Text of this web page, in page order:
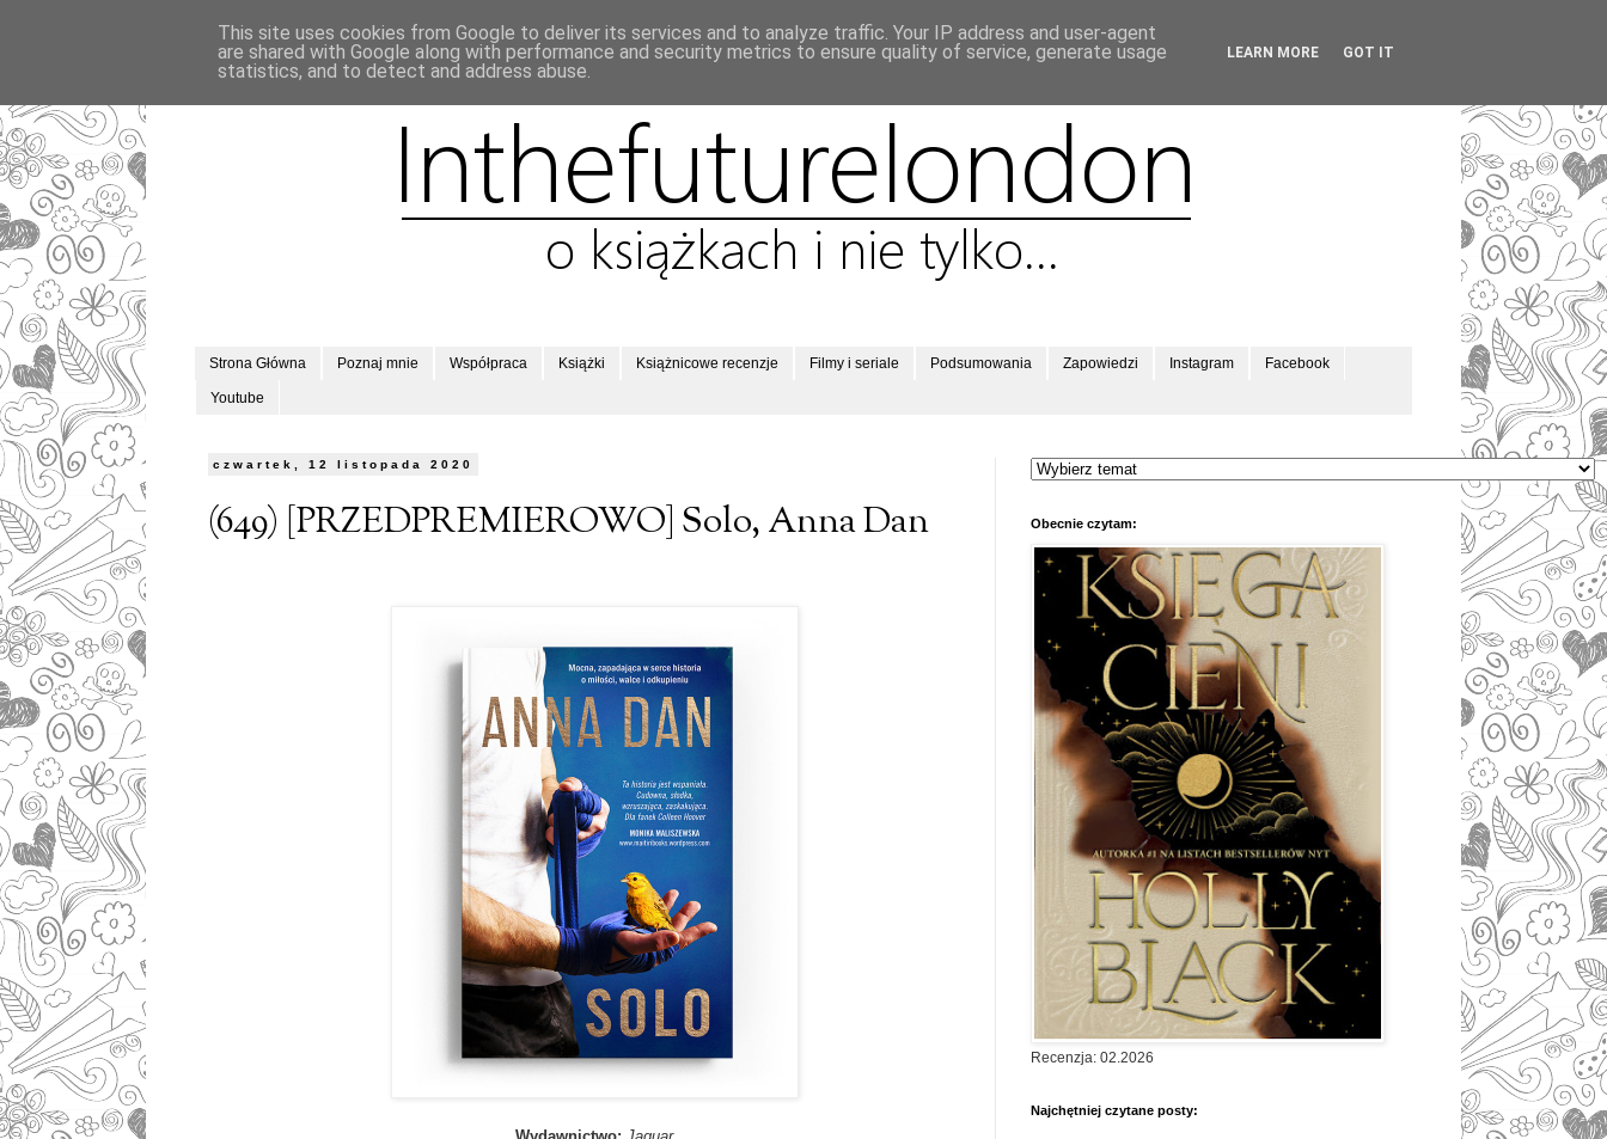
Strona Główna Poznaj mnie Współpraca Książki Książnicowe recenzje Filmy i seriale Podsumowania Zapowiedzi Instagram Facebook
Youtube
czwartek, 12 listopada 2020
(649) [PRZEDPREMIEROWO] Solo, Anna Dan Obecnie czytam:
Recenzja: 02.2026
Najchętniej czytane posty:
This site uses cookies from Google to deliver its services and to analyze traffic. Your IP address and user-agent
are shared with Google along with performance and security metrics to ensure quality of service, generate usage
statistics, and to detect and address abuse.
LEARN MORE GOT IT